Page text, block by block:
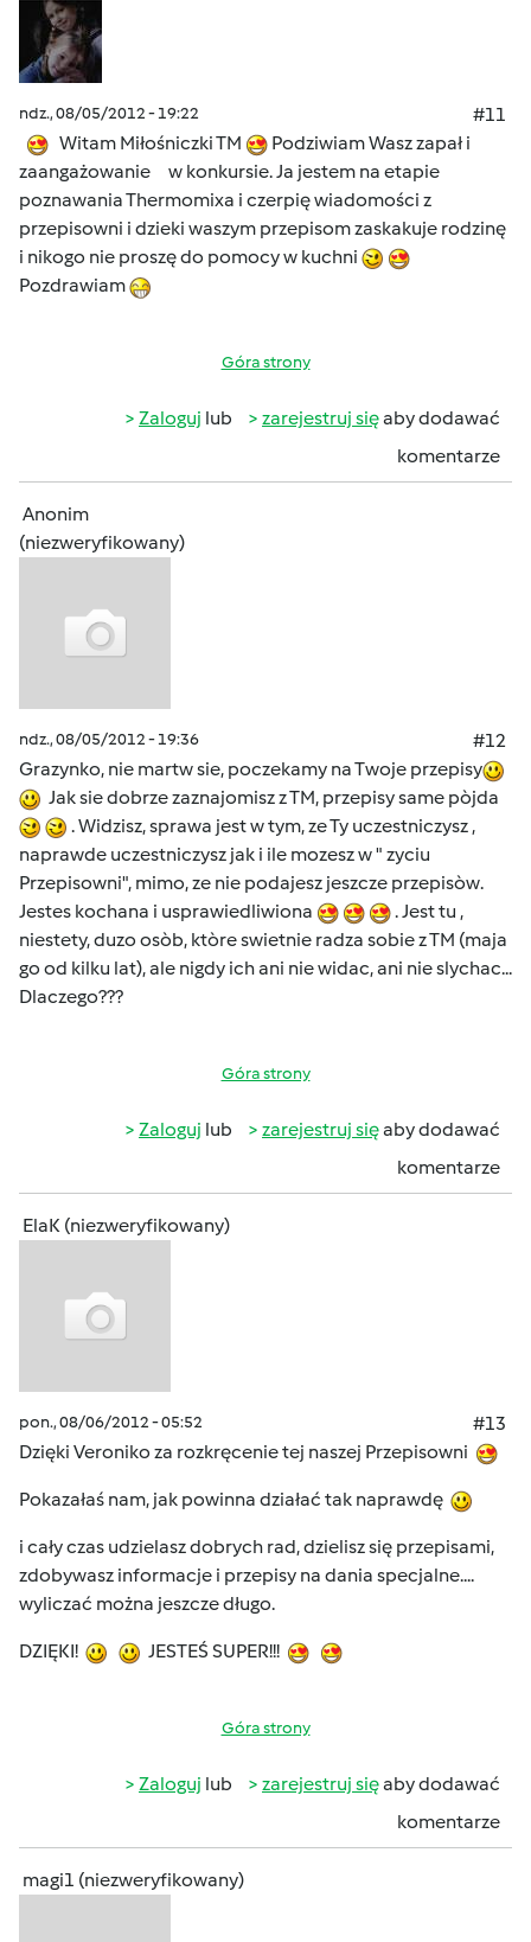
ndz., 08/05/2012 - 19:22
#11
Witam Miłośniczki TM
Podziwiam Wasz zapał i
zaangażowanie w konkursie. Ja jestem na etapie
poznawania Thermomixa i czerpię wiadomości z
przepisowni i dzieki waszym przepisom zaskakuje rodzinę
i nikogo nie proszę do pomocy w kuchni
Pozdrawiam
Góra strony
Zaloguj lub zarejestruj sięaby dodawać
komentarze
Anonim
(niezweryfikowany)
ndz., 08/05/2012 - 19:36
#12
Grazynko, nie martw sie, poczekamy na Twoje przepisy
Jak sie dobrze zaznajomisz z TM, przepisy same pòjda
. Widzisz, sprawa jest w tym, ze Ty uczestniczysz ,
naprawde uczestniczysz jak i ile mozesz w " zyciu
Przepisowni", mimo, ze nie podajesz jeszcze przepisòw.
Jestes kochana i usprawiedliwiona
. Jest tu ,
niestety, duzo osòb, ktòre swietnie radza sobie z TM (maja
go od kilku lat), ale nigdy ich ani nie widac, ani nie slychac...
Dlaczego???
Góra strony
Zaloguj lub zarejestruj sięaby dodawać
komentarze
ElaK (niezweryfikowany)
pon., 08/06/2012 - 05:52
#13
Dzięki Veroniko za rozkręcenie tej naszej Przepisowni
Pokazałaś nam, jak powinna działać tak naprawdę
i cały czas udzielasz dobrych rad, dzielisz się przepisami,
zdobywasz informacje i przepisy na dania specjalne....
wyliczać można jeszcze długo.
DZIĘKI! JESTEŚ SUPER!!!
Góra strony
Zaloguj lub zarejestruj sięaby dodawać
komentarze
magi1 (niezweryfikowany)